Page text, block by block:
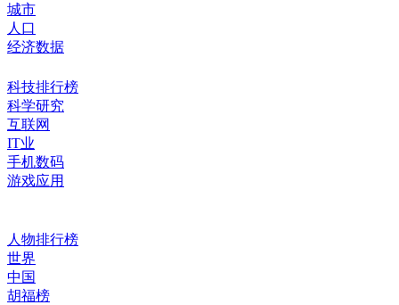
城市
人口
经济数据
科技排行榜
科学研究
互联网
IT业
手机数码
游戏应用
人物排行榜
世界
中国
胡福榜